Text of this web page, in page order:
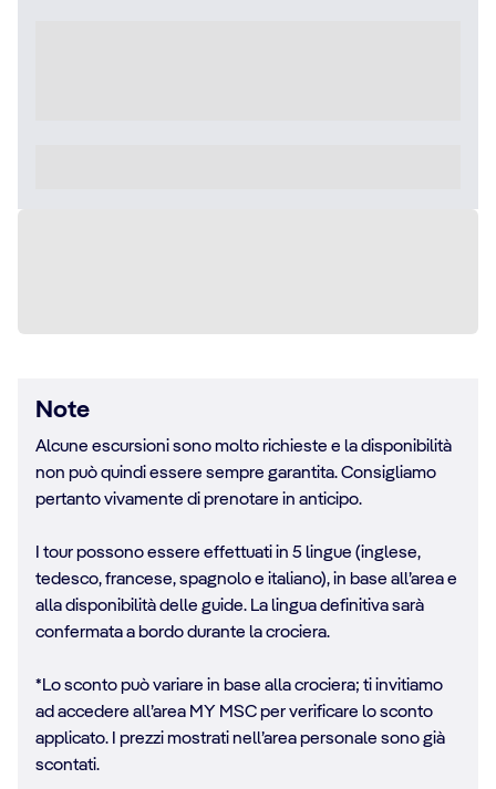
Note
Alcune escursioni sono molto richieste e la disponibilità
non può quindi essere sempre garantita. Consigliamo
pertanto vivamente di prenotare in anticipo.
I tour possono essere effettuati in 5 lingue (inglese,
tedesco, francese, spagnolo e italiano), in base all’area e
alla disponibilità delle guide. La lingua definitiva sarà
confermata a bordo durante la crociera.
*Lo sconto può variare in base alla crociera; ti invitiamo
ad accedere all’area MY MSC per verificare lo sconto
applicato. I prezzi mostrati nell’area personale sono già
scontati.